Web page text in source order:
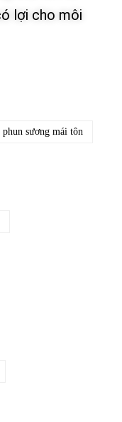
lợi cho môi
phun sương mái tôn